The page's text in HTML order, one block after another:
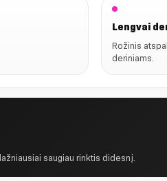
Lengvai
Rožinis
deriniams.
saugiau rinktis didesnį.